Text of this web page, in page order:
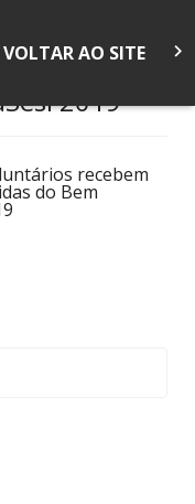
VOLTAR AO SITE keyboard_arrow_right
2019
recebem
do Bem